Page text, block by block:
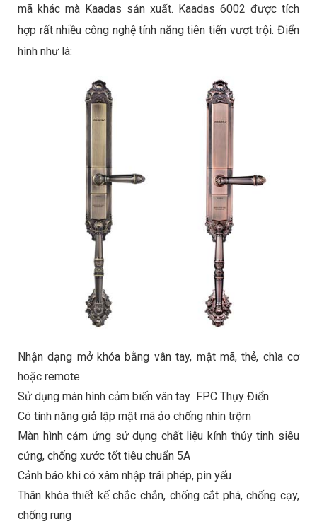
mã khác mà Kaadas sản xuất. Kaadas 6002 được tích
hợp rất nhiều công nghệ tính năng tiên tiến vượt trội. Điển
hình như là:
Nhận dạng mở khóa bằng vân tay, mật mã, thẻ, chìa cơ
hoặc remote
Sử dụng màn hình cảm biến vân tay FPC Thụy Điển
Có tính năng giả lập mật mã ảo chống nhìn trộm
Màn hình cảm ứng sử dụng chất liệu kính thủy tinh siêu
cứng, chống xước tốt tiêu chuẩn 5A
Cảnh báo khi có xâm nhập trái phép, pin yếu
Thân khóa thiết kế chắc chắn, chống cắt phá, chống cạy,
chống rung